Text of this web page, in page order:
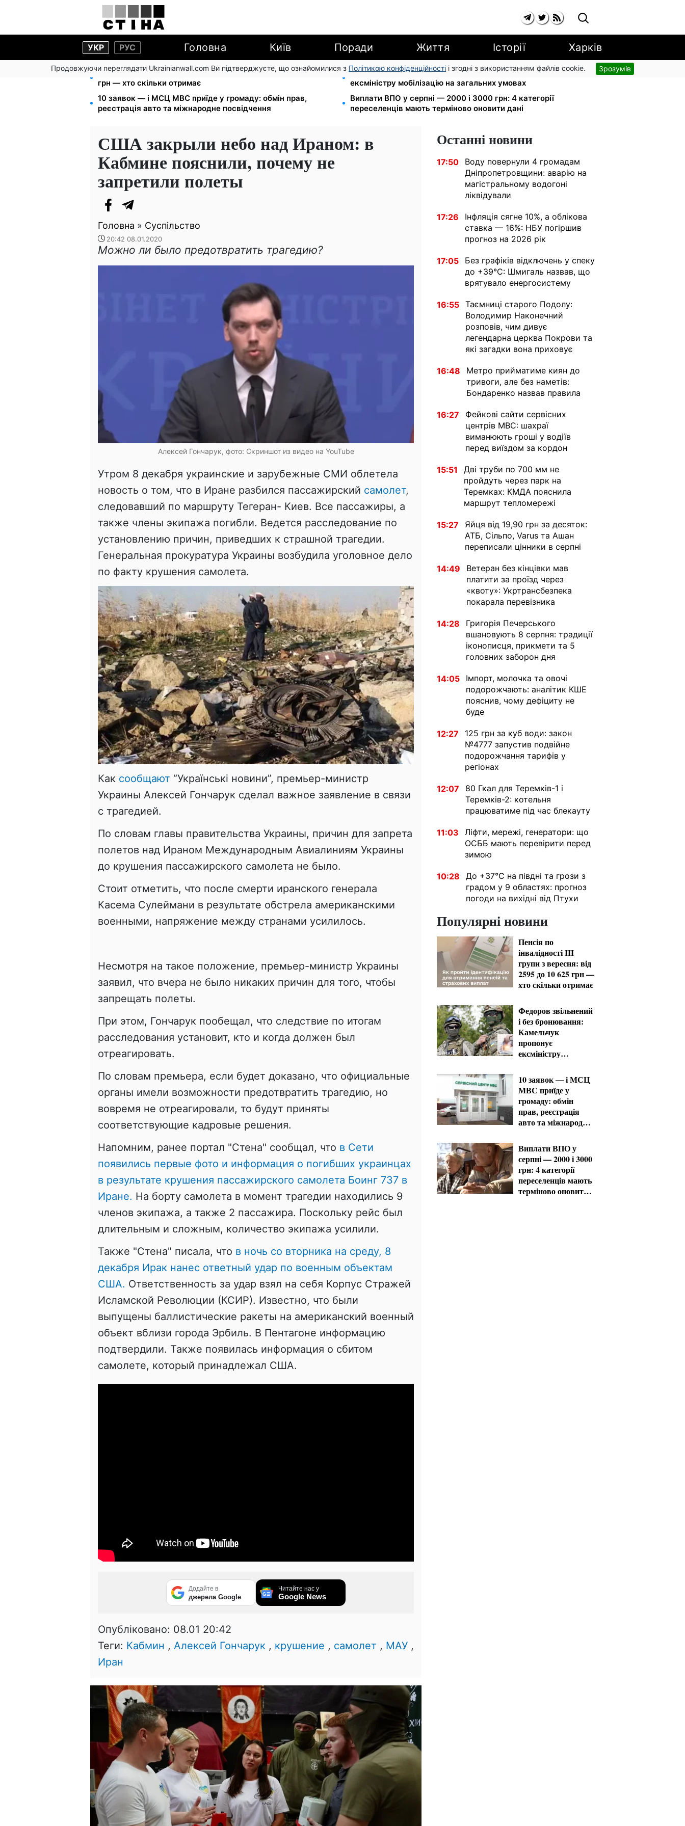
УКР РУС Головна Київ Поради Життя Історії Харків
Продовжуючи переглядати Ukrainianwall.com Ви підтверджуєте, що ознайомилися з Політикою конфіденційності і згодні з використанням файлів cookie. Зрозумів
Пенсія по інвалідності III групи з вересня: від 2595 до 10 625
грн — хто скільки отримає
Федоров звільнений і без бронювання: Камельчук пропонує
ексміністру мобілізацію на загальних умовах
10 заявок — і МСЦ МВС приїде у громаду: обмін прав,
реєстрація авто та міжнародне посвідчення
Виплати ВПО у серпні — 2000 і 3000 грн: 4 категорії
переселенців мають терміново оновити дані
США закрыли небо над Ираном: в
Кабмине пояснили, почему не
запретили полеты
Головна » Суспільство
20:42 08.01.2020
Можно ли было предотвратить трагедию?
Алексей Гончарук, фото: Скриншот из видео на YouTube
Утром 8 декабря украинские и зарубежные СМИ облетела
новость о том, что в Иране разбился пассажирский самолет,
следовавший по маршруту Тегеран- Киев. Все пассажиры, а
также члены экипажа погибли. Ведется расследование по
установлению причин, приведших к страшной трагедии.
Генеральная прокуратура Украины возбудила уголовное дело
по факту крушения самолета.
Как сообщают “Українські новини”, премьер-министр
Украины Алексей Гончарук сделал важное заявление в связи
с трагедией.
По словам главы правительства Украины, причин для запрета
полетов над Ираном Международным Авиалиниям Украины
до крушения пассажирского самолета не было.
Стоит отметить, что после смерти иранского генерала
Касема Сулеймани в результате обстрела американскими
военными, напряжение между странами усилилось.
Несмотря на такое положение, премьер-министр Украины
заявил, что вчера не было никаких причин для того, чтобы
запрещать полеты.
При этом, Гончарук пообещал, что следствие по итогам
расследования установит, кто и когда должен был
отреагировать.
По словам премьера, если будет доказано, что официальные
органы имели возможности предотвратить трагедию, но
вовремя не отреагировали, то будут приняты
соответствующие кадровые решения.
Напомним, ранее портал "Стена" сообщал, что в Сети
появились первые фото и информация о погибших украинцах
в результате крушения пассажирского самолета Боинг 737 в
Иране. На борту самолета в момент трагедии находились 9
членов экипажа, а также 2 пассажира. Поскольку рейс был
длительным и сложным, количество экипажа усилили.
Также "Стена" писала, что в ночь со вторника на среду, 8
декабря Ирак нанес ответный удар по военным объектам
США. Ответственность за удар взял на себя Корпус Стражей
Исламской Революции (КСИР). Известно, что были
выпущены баллистические ракеты на американский военный
объект вблизи города Эрбиль. В Пентагоне информацию
подтвердили. Также появилась информация о сбитом
самолете, который принадлежал США.
Додайте в
джерела Google
Читайте нас у
Google News
Опубліковано: 08.01 20:42
Теги: Кабмин , Алексей Гончарук , крушение , самолет , МАУ ,
Иран
Останні новини
17:50
Воду повернули 4 громадам
Дніпропетровщини: аварію на
магістральному водогоні
ліквідували
17:26
Інфляція сягне 10%, а облікова
ставка — 16%: НБУ погіршив
прогноз на 2026 рік
17:05
Без графіків відключень у спеку
до +39°C: Шмигаль назвав, що
врятувало енергосистему
16:55 Таємниці старого Подолу:
Володимир Наконечний
розповів, чим дивує
легендарна церква Покрови та
які загадки вона приховує
16:48
Метро прийматиме киян до
тривоги, але без наметів:
Бондаренко назвав правила
16:27
Фейкові сайти сервісних
центрів МВС: шахраї
виманюють гроші у водіїв
перед виїздом за кордон
15:51
Дві труби по 700 мм не
пройдуть через парк на
Теремках: КМДА пояснила
маршрут тепломережі
15:27
Яйця від 19,90 грн за десяток:
АТБ, Сільпо, Varus та Ашан
переписали цінники в серпні
14:49
Ветеран без кінцівки мав
платити за проїзд через
«квоту»: Укртрансбезпека
покарала перевізника
14:28
Григорія Печерського
вшановують 8 серпня: традиції
іконописця, прикмети та 5
головних заборон дня
14:05
Імпорт, молочка та овочі
подорожчають: аналітик КШЕ
пояснив, чому дефіциту не
буде
12:27
125 грн за куб води: закон
№4777 запустив подвійне
подорожчання тарифів у
регіонах
12:07
80 Гкал для Теремків-1 і
Теремків-2: котельня
працюватиме під час блекауту
11:03
Ліфти, мережі, генератори: що
ОСББ мають перевірити перед
зимою
10:28
До +37°C на півдні та грози з
градом у 9 областях: прогноз
погоди на вихідні від Птухи
Популярні новини
Пенсія по
інвалідності III
групи з вересня: від
2595 до 10 625 грн —
хто скільки отримає
Федоров звільнений
і без бронювання:
Камельчук
пропонує
ексміністру
загальних умовах
10 заявок — і МСЦ
МВС приїде у
громаду: обмін
прав, реєстрація
авто та міжнародне
Виплати ВПО у
серпні — 2000 і 3000
грн: 4 категорії
переселенців мають
терміново оновити